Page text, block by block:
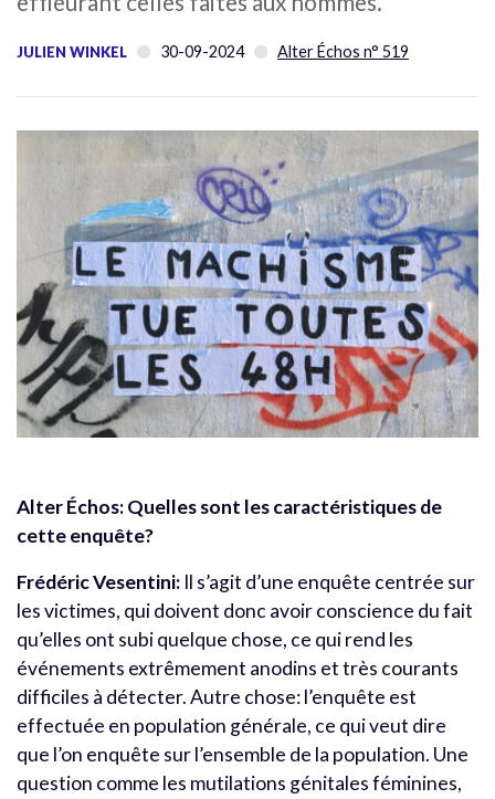
JULIEN WINKEL 30-09-2024 Alter Échos n° 519
Alter Échos: Quelles sont les caractéristiques de
cette enquête?
Frédéric Vesentini: Il s’agit d’une enquête centrée sur
les victimes, qui doivent donc avoir conscience du fait
qu’elles ont subi quelque chose, ce qui rend les
événements extrêmement anodins et très courants
difficiles à détecter. Autre chose: l’enquête est
effectuée en population générale, ce qui veut dire
que l’on enquête sur l’ensemble de la population. Une
question comme les mutilations génitales féminines,